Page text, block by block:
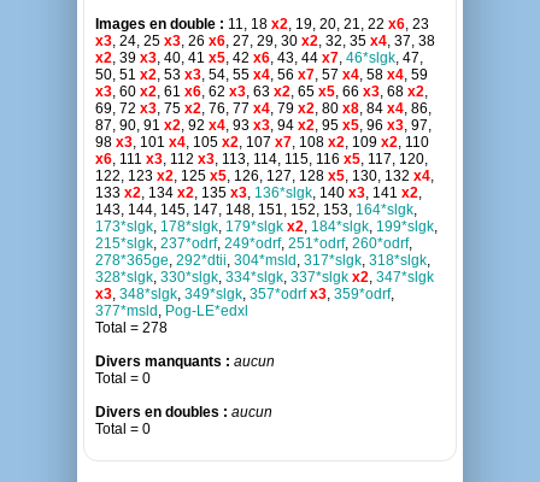
Images en double : 11, 18 x2, 19, 20, 21, 22 x6, 23
x3, 24, 25 x3, 26 x6, 27, 29, 30 x2, 32, 35 x4, 37, 38
x2, 39 x3, 40, 41 x5, 42 x6, 43, 44 x7, 46*slgk, 47,
50, 51 x2, 53 x3, 54, 55 x4, 56 x7, 57 x4, 58 x4, 59
x3, 60 x2, 61 x6, 62 x3, 63 x2, 65 x5, 66 x3, 68 x2,
69, 72 x3, 75 x2, 76, 77 x4, 79 x2, 80 x8, 84 x4, 86,
87, 90, 91 x2, 92 x4, 93 x3, 94 x2, 95 x5, 96 x3, 97,
98 x3, 101 x4, 105 x2, 107 x7, 108 x2, 109 x2, 110
x6, 111 x3, 112 x3, 113, 114, 115, 116 x5, 117, 120,
122, 123 x2, 125 x5, 126, 127, 128 x5, 130, 132 x4,
133 x2, 134 x2, 135 x3, 136*slgk, 140 x3, 141 x2,
143, 144, 145, 147, 148, 151, 152, 153, 164*slgk,
173*slgk, 178*slgk, 179*slgk x2, 184*slgk, 199*slgk,
215*slgk, 237*odrf, 249*odrf, 251*odrf, 260*odrf,
278*365ge, 292*dtii, 304*msld , 317*slgk, 318*slgk,
328*slgk, 330*slgk, 334*slgk, 337*slgk x2, 347*slgk
x3, 348*slgk, 349*slgk, 357*odrfx3, 359*odrf,
377*msld , Pog-LE*edxl
Total = 278
Divers manquants : aucun
Total = 0
Divers en doubles : aucun
Total = 0